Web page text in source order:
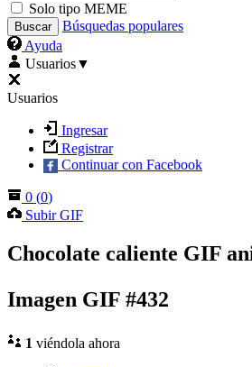
Solo tipo MEME
Búsquedas populares
Ayuda
Usuarios▼
Usuarios
Ingresar
Registrar
Continuar con Facebook
0 (0)
Subir GIF
Chocolate caliente GIF
Imagen GIF #432
1 viéndola ahora